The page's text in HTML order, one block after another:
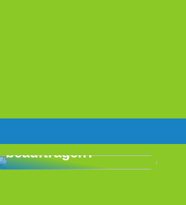
beauftragen?